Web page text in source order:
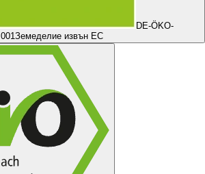
DE-ÖKO-
001Земеделие извън ЕС